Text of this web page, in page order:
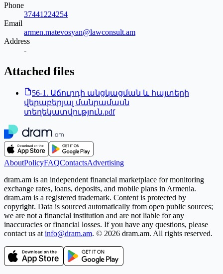
Phone
37441224254
Email
armen.matevosyan@lawconsult.am
Address
-
Attached files
56-1. Աճուրդի անցկացման և հայտերի
վերաբերյալ մանրամասն
տեղեկատվություն.pdf
AboutPolicyFAQContactsAdvertising
dram.am is an independent financial marketplace for monitoring
exchange rates, loans, deposits, and mobile plans in Armenia.
dram.am is a registered trademark. Content is protected by
copyright. Data is sourced automatically from open public sources;
we are not a financial institution and are not liable for any
inaccuracies or financial losses. If you have any questions, please
contact us at info@dram.am. © 2026 dram.am. All rights reserved.